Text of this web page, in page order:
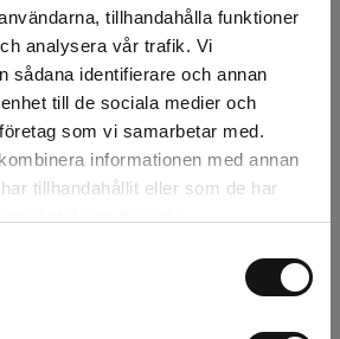
tillhandahålla funktioner
analysera vår trafik. Vi
sådana identifierare och annan
till de sociala medier och
som vi samarbetar med.
informationen med annan
tillhandahållit eller som de har
0 st
0 st